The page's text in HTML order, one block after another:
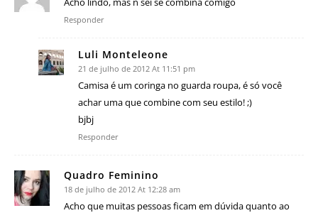
Responder
Luli Monteleone
21 de julho de 2012 At 11:51 pm
Camisa é um coringa no guarda roupa, é só você
achar uma que combine com seu estilo! ;)
bjbj
Responder
Quadro Feminino
18 de julho de 2012 At 12:28 am
Acho que muitas pessoas ficam em dúvida quanto ao